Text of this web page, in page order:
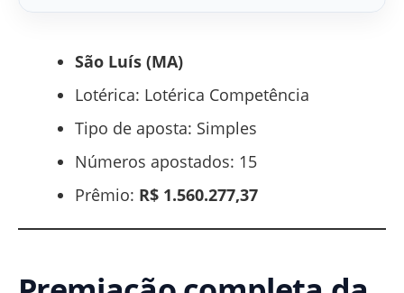
São Luís (MA)
Lotérica: Lotérica Competência
Tipo de aposta: Simples
Números apostados: 15
Prêmio: R$ 1.560.277,37